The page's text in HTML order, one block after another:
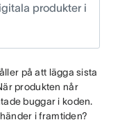
produkter i
på att lägga sista
produkten når
buggar i koden.
i framtiden?